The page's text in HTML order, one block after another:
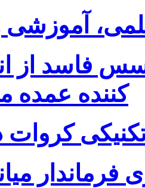
علمی،
کیلوگرم سس فاسد
کننده عمده
کروات
فرماندار